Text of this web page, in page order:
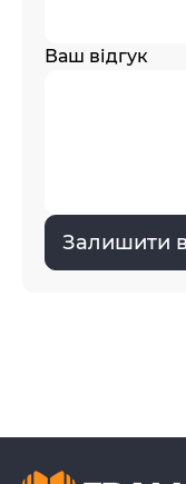
Ваш відгук
Залишити